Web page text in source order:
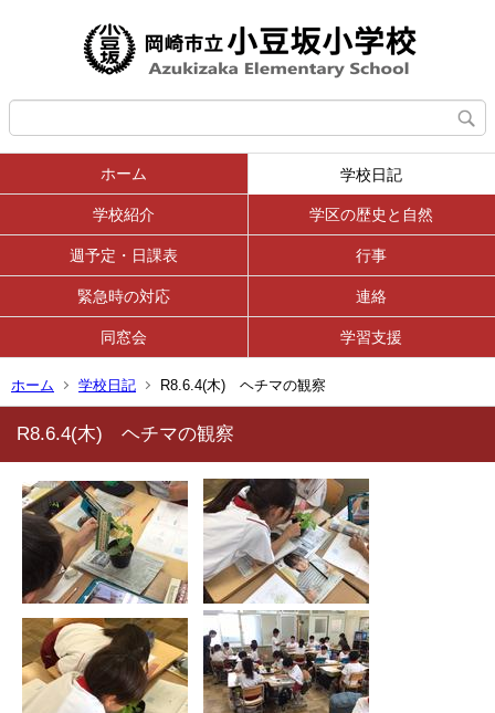
ホーム 学校日記
学校紹介 学区の歴史と自然
週予定・日課表 行事
緊急時の対応 連絡
同窓会 学習支援
ホーム 学校日記 R8.6.4(木) ヘチマの観察
R8.6.4(木) ヘチマの観察